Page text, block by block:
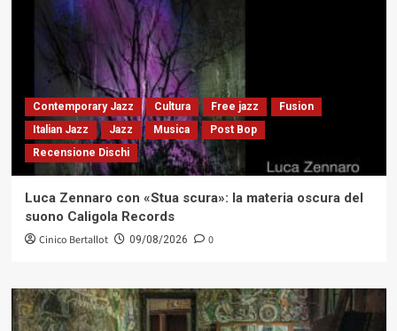
Contemporary Jazz Cultura Free jazz
Fusion
Italian Jazz
Jazz Musica
Post Bop
Recensione Dischi
Luca Zennaro con «Stua scura»: la materia oscura del
suono Caligola Records
Cinico Bertallot 09/08/2026 0